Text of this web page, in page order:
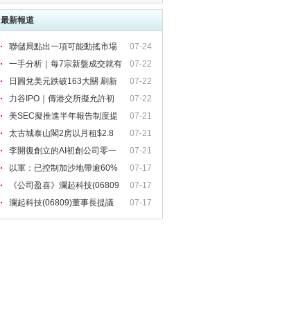
最新報道
07-24
聯儲局點出一項可能動搖市場
07-22
一手分析｜每7宗新盤成交就有
1
07-22
日圓兌美元跌破163大關 刷新
07-22
力谷IPO｜傳港交所擬允許初
創
07-21
美SEC擬推進半年報告制度提
07-21
太古城泰山閣2房以月租$2.8
07-21
李開復創立的AI初創公司零一
07-17
以軍：已控制加沙地帶逾60%
區
07-17
《公司盈喜》瀾起科技(06809
07-17
瀾起科技(06809)董事長提議